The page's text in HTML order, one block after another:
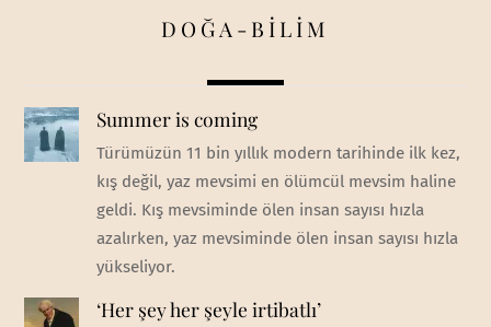
DOĞA-BİLİM
Summer is coming
Türümüzün 11 bin yıllık modern tarihinde ilk kez,
kış değil, yaz mevsimi en ölümcül mevsim haline
geldi. Kış mevsiminde ölen insan sayısı hızla
azalırken, yaz mevsiminde ölen insan sayısı hızla
yükseliyor.
‘Her şey her şeyle irtibatlı’